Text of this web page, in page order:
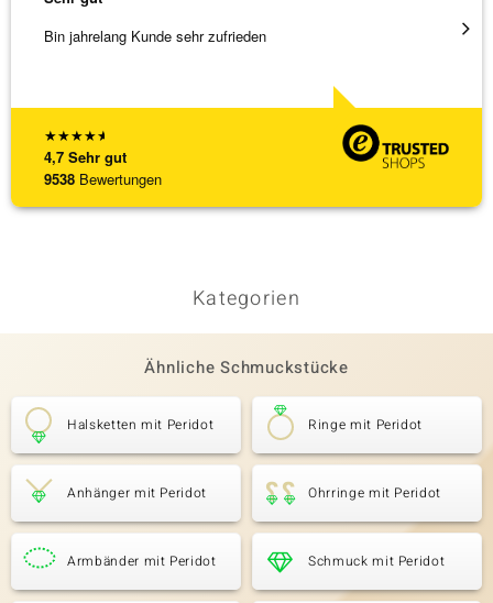
★★★★★
4,7 Sehr gut
9538 Bewertungen
Bin jahrelang Kunde sehr zufrieden
Kategorien
Ähnliche Schmuckstücke
Halsketten mit Peridot Ringe mit Peridot
Anhänger mit Peridot Ohrringe mit Peridot
Armbänder mit Peridot Schmuck mit Peridot